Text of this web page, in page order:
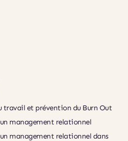
travail et prévention du Burn Out
management relationnel
management relationnel dans